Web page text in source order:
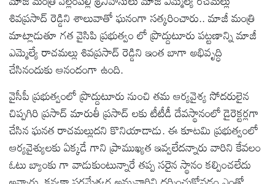
శివప్రసాద్ రెడ్డిని శాలువాతో ఘనంగా సత్కరించారు.. మాజీ మంత్రి
మాట్లాడుతూ గత వైసిపి ప్రభుత్వం లో ప్రొద్దుటూరు పట్టణాన్ని మాజీ
ఎమ్మెల్యే రాచమల్లు శివప్రసాద్ రెడ్డిని ఇంత బాగా అభివృద్ధి
చేసినందుకు ఆనందంగా ఉంది.
వైసీపీ ప్రభుత్వంలో ప్రొద్దుటూరు నుంచి తమ ఆర్యవైశ్య సోదరులైన
చిప్పగిరి ప్రసాద్ మారుతీ ప్రసాద్ లకు టీటీడీ దేవస్థానంలో డైరెక్టర్లగా
చేసిన ఘనత రాచమల్లుదని కొనియాడాడు. ఈ కూటమి ప్రభుత్వంలో
ఆర్యవైశ్యులకు ఏక్కడే గాని ప్రాముఖ్యత ఇవ్వలేదన్నారు వారిని కేవలం
ఓటు బ్యాంకు గా వాడుకుంటున్నారే తప్ప సరైన స్థానం కల్పించలేదు